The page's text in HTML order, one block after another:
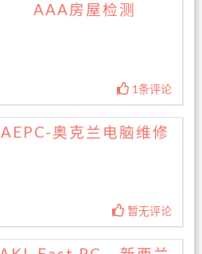
AAA房屋检测
1条评论
AEPC-奥克兰电脑维修
暂无评论